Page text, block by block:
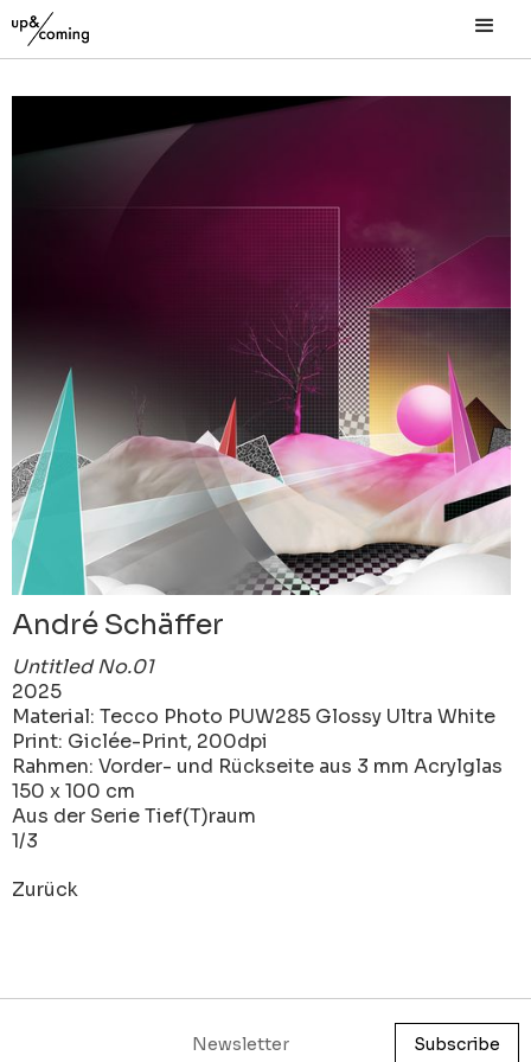
André Schäffer
Untitled No.01
2025
Material: Tecco Photo PUW285 Glossy Ultra White
Print: Giclée-Print, 200dpi
Rahmen: Vorder- und Rückseite aus 3 mm Acrylglas
150 x 100 cm
Aus der Serie Tief(T)raum
1/3
Zurück